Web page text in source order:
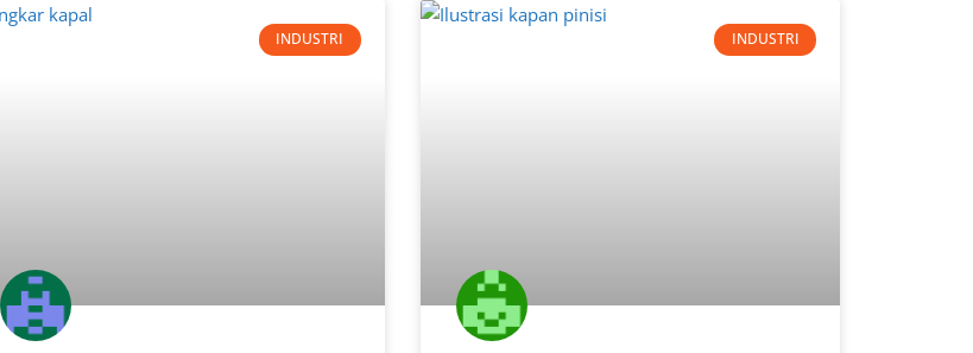
INDUSTRI INDUSTRI